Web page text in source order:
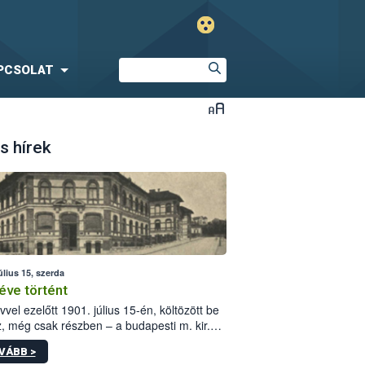
hírek
15, szerda
történt
ezelőtt 1901. július 15-én, költözött be
még csak részben – a budapesti m. kir.
állomás a Kis Rókus utca
alatti, Czigler Győző által tervezett új
>